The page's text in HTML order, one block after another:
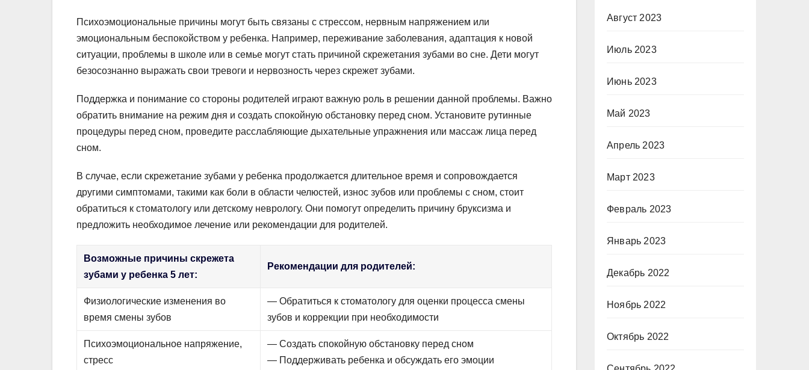
Психоэмоциональные причины могут быть связаны с стрессом, нервным напряжением или
эмоциональным беспокойством у ребенка. Например, переживание заболевания, адаптация к новой
ситуации, проблемы в школе или в семье могут стать причиной скрежетания зубами во сне. Дети могут
безосознанно выражать свои тревоги и нервозность через скрежет зубами.
Поддержка и понимание со стороны родителей играют важную роль в решении данной проблемы. Важно
обратить внимание на режим дня и создать спокойную обстановку перед сном. Установите рутинные
процедуры перед сном, проведите расслабляющие дыхательные упражнения или массаж лица перед
сном.
В случае, если скрежетание зубами у ребенка продолжается длительное время и сопровождается
другими симптомами, такими как боли в области челюстей, износ зубов или проблемы с сном, стоит
обратиться к стоматологу или детскому неврологу. Они помогут определить причину бруксизма и
предложить необходимое лечение или рекомендации для родителей.
Возможные причины скрежета
зубами у ребенка 5 лет:
Рекомендации для родителей:
Физиологические изменения во
время смены зубов
— Обратиться к стоматологу для оценки процесса смены
зубов и коррекции при необходимости
Психоэмоциональное напряжение,
стресс
— Создать спокойную обстановку перед сном
— Поддерживать ребенка и обсуждать его эмоции
Август 2023
Июль 2023
Июнь 2023
Май 2023
Апрель 2023
Март 2023
Февраль 2023
Январь 2023
Декабрь 2022
Ноябрь 2022
Октябрь 2022